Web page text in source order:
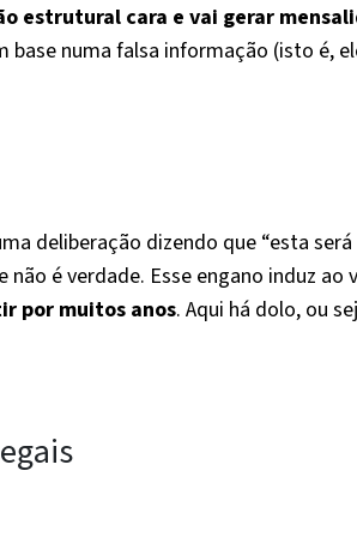
estrutural cara e vai gerar
base numa falsa informação (isto é,
deliberação dizendo que “esta será
é verdade. Esse engano induz ao
por muitos anos. Aqui há dolo, ou